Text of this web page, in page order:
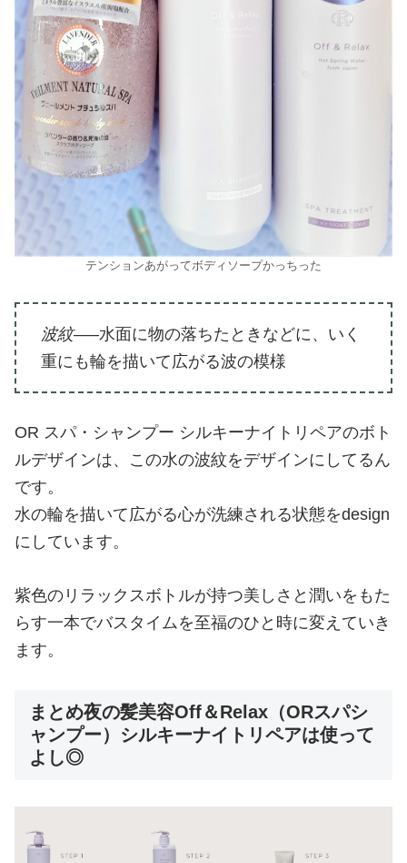
テンションあがってボディソープかっちった
波紋—–水面に物の落ちたときなどに、いく
重にも輪を描いて広がる波の模様
OR スパ・シャンプー シルキーナイトリペアのボト
ルデザインは、この水の波紋をデザインにしてるん
です。
水の輪を描いて広がる心が洗練される状態をdesign
にしています。
紫色のリラックスボトルが持つ美しさと潤いをもた
らす一本でバスタイムを至福のひと時に変えていき
ます。
まとめ夜の髪美容Off＆Relax（ORスパシ
ャンプー）シルキーナイトリペアは使って
よし◎